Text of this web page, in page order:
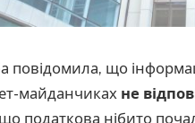
повідомила, що
майданчиках не
податкова нібито